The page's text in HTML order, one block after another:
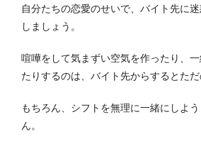
自分たちの恋愛のせいで、バイト先に
しましょう。
喧嘩をして気まずい空気を作ったり、
たりするのは、バイト先からするとただ
もちろん、シフトを無理に一緒にしよ
ん。